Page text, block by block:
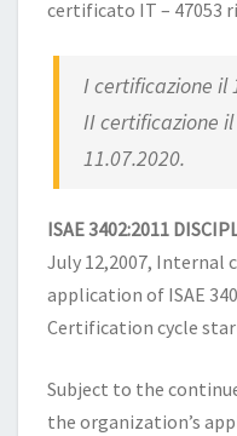
certificato IT – 47053
I certificazione il
II certificazione
11.07.2020.
ISAE 3402:2011
July 12,2007, Internal
application of ISAE
Certification cycle
Subject to the
the organization’s